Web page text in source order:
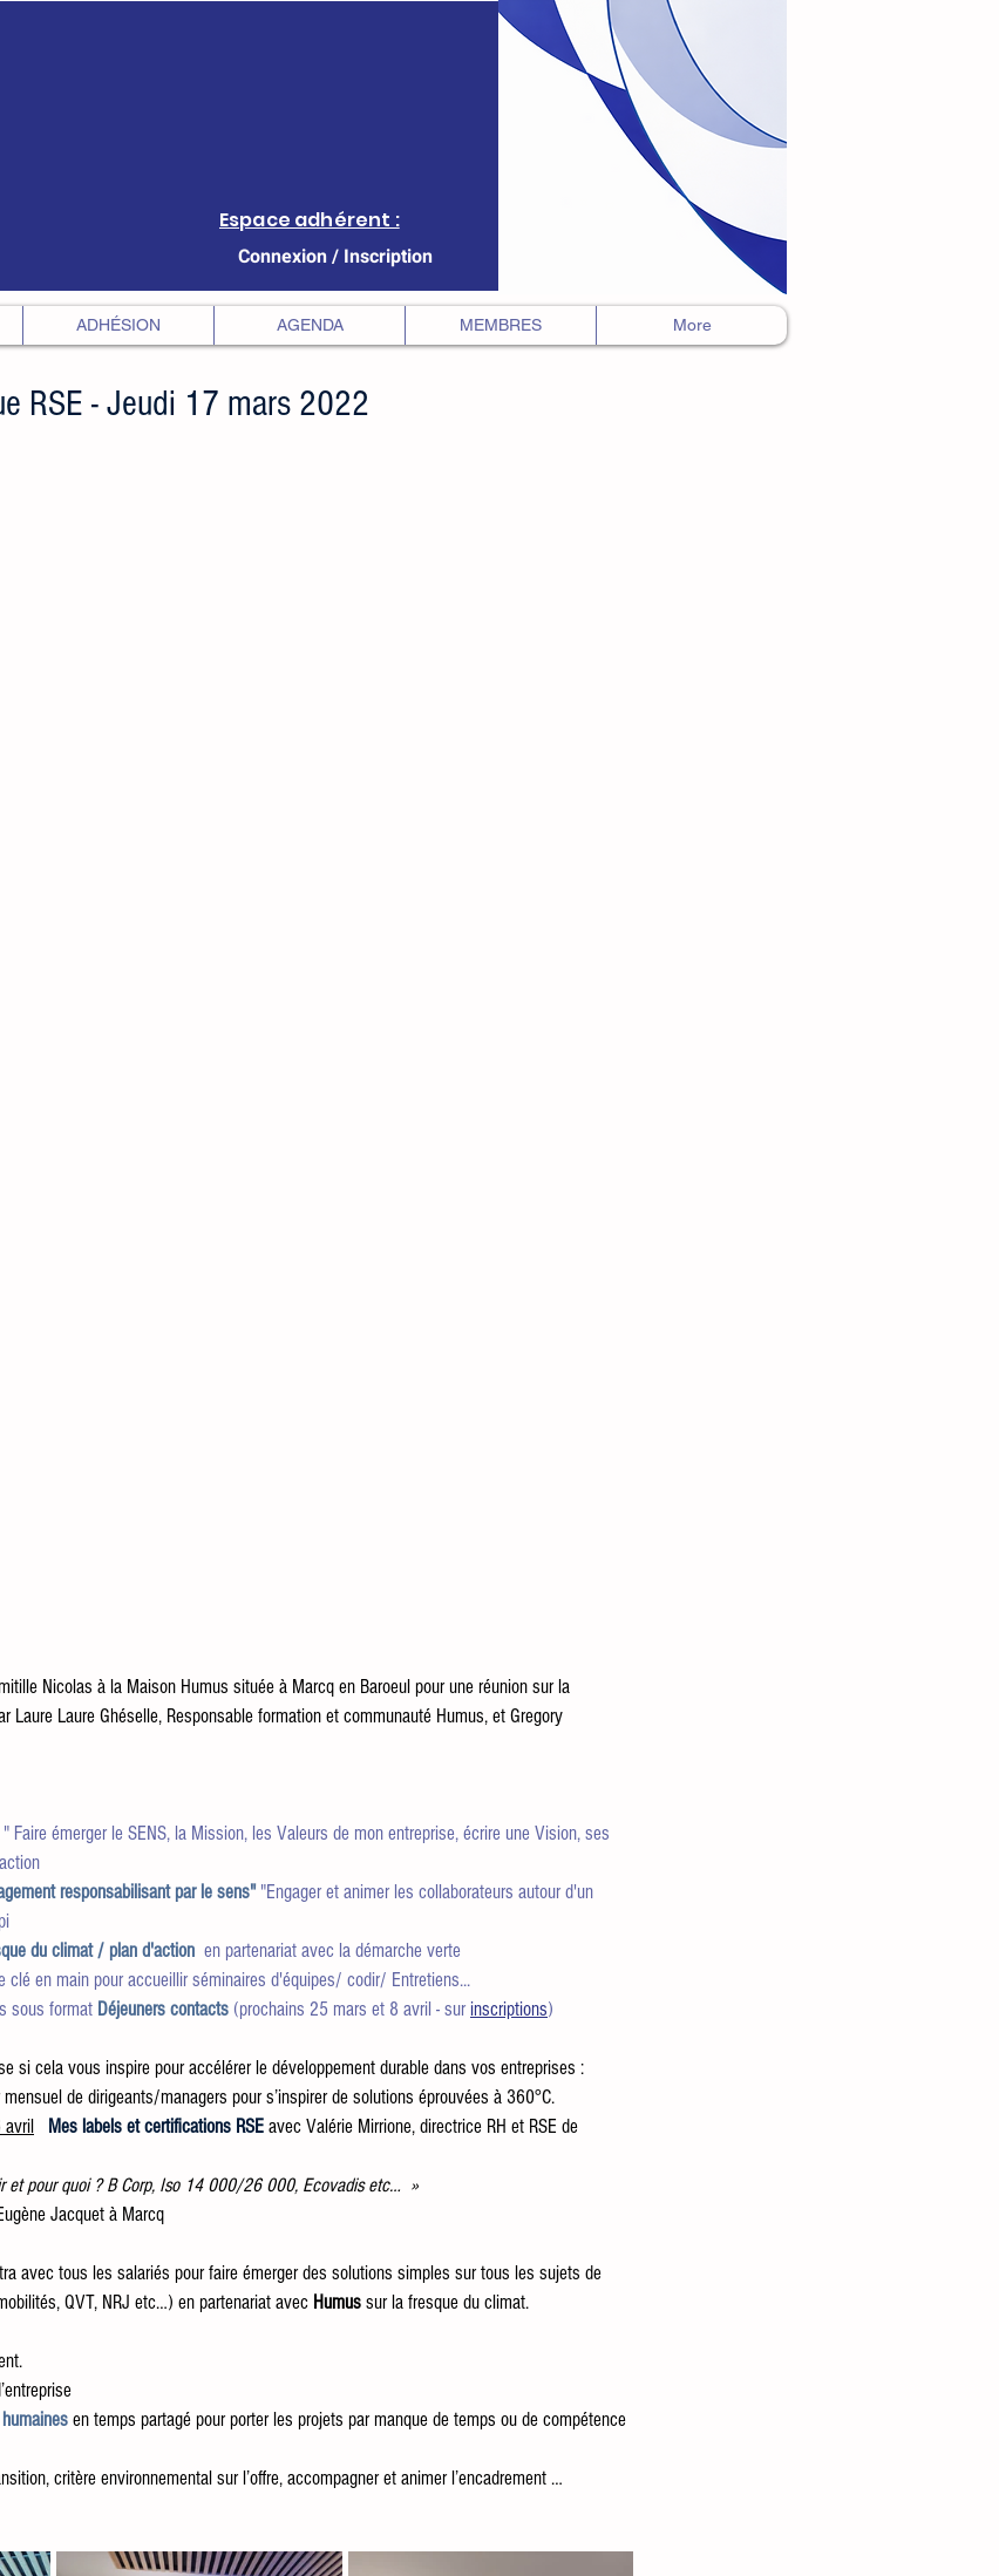
Espace adhérent :
Connexion / Inscription
ADHÉSION AGENDA MEMBRES More
RSE - Jeudi 17 mars 2022
Nicolas à la Maison Humus située à Marcq en Baroeul pour une réunion sur la
Laure Laure Ghéselle, Responsable formation et communauté Humus, et Gregory
" Faire émerger le SENS, la Mission, les Valeurs de mon entreprise, écrire une Vision, ses
responsabilisant par le sens" "Engager et animer les collaborateurs autour d'un
du climat / plan d'action en partenariat avec la démarche verte
clé en main pour accueillir séminaires d'équipes/ codir/ Entretiens...
sous format Déjeuners contacts (prochains 25 mars et 8 avril - sur inscriptions)
si cela vous inspire pour accélérer le développement durable dans vos entreprises :
mensuel de dirigeants/managers pour s’inspirer de solutions éprouvées à 360°C.
avril Mes labels et certifications RSE avec Valérie Mirrione, directrice RH et RSE de
et pour quoi ? B Corp, Iso 14 000/26 000, Ecovadis etc…  »
Jacquet à Marcq
avec tous les salariés pour faire émerger des solutions simples sur tous les sujets de
QVT, NRJ etc…) en partenariat avec Humus sur la fresque du climat.
en temps partagé pour porter les projets par manque de temps ou de compétence
critère environnemental sur l’offre, accompagner et animer l’encadrement …